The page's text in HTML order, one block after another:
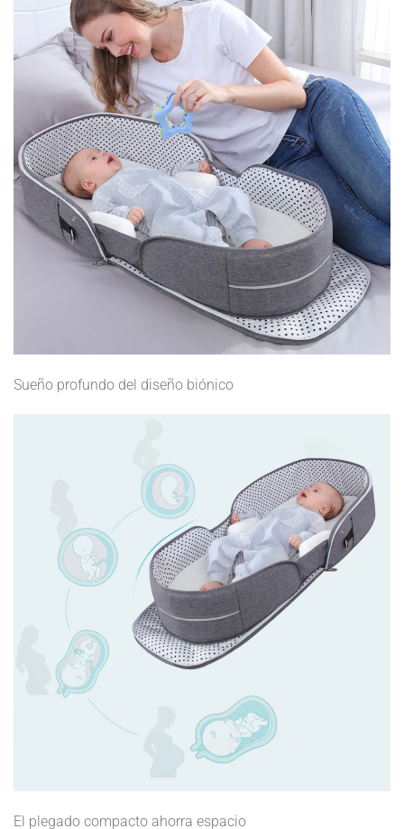
Sueño profundo del diseño biónico
El plegado compacto ahorra espacio